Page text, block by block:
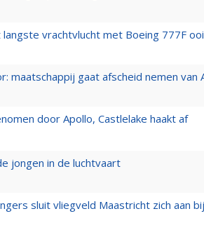
langste vrachtvlucht met Boeing 777F
maatschappij gaat afscheid nemen
door Apollo, Castlelake haakt af
jongen in de luchtvaart
sluit vliegveld Maastricht zich aan